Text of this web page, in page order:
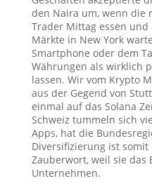
den Naira um, wenn die
Trader Mittag essen
Märkte in New York
Smartphone oder dem
Währungen als wirklich
lassen. Wir vom Krypto
aus der Gegend von
einmal auf das Solana
Schweiz tummeln sich
Apps, hat die
Diversifizierung ist
Zauberwort, weil sie das
Unternehmen.